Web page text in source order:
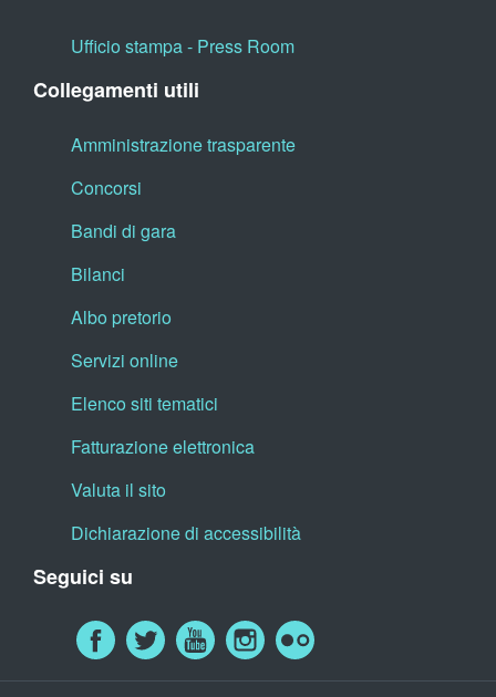
Ufficio stampa - Press Room
Collegamenti utili
Amministrazione trasparente
Concorsi
Bandi di gara
Bilanci
Albo pretorio
Servizi online
Elenco siti tematici
Fatturazione elettronica
Valuta il sito
Dichiarazione di accessibilità
Seguici su